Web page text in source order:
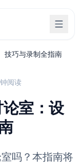
技巧与录制全指南
阅读
室：设
吗？本指南将